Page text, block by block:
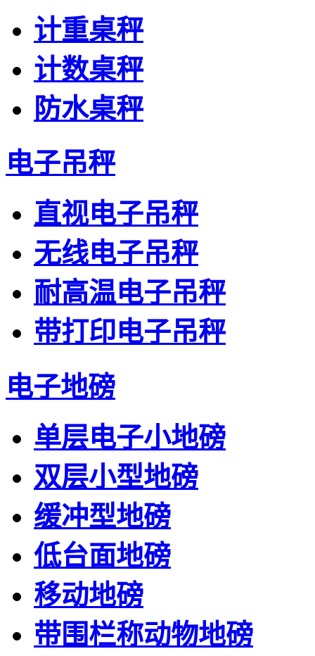
计重桌秤
计数桌秤
防水桌秤
电子吊秤
直视电子吊秤
无线电子吊秤
耐高温电子吊秤
带打印电子吊秤
电子地磅
单层电子小地磅
双层小型地磅
缓冲型地磅
低台面地磅
移动地磅
带围栏称动物地磅